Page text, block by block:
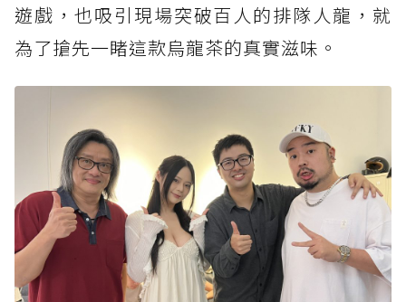
遊戲，也吸引現場突破百人的排隊人龍，就
為了搶先一睹這款烏龍茶的真實滋味。